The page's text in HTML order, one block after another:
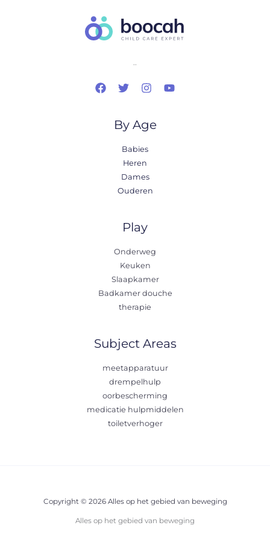
..
By Age
Babies
Heren
Dames
Ouderen
Play
Onderweg
Keuken
Slaapkamer
Badkamer douche
therapie
Subject Areas
meetapparatuur
drempelhulp
oorbescherming
medicatie hulpmiddelen
toiletverhoger
Copyright © 2026 Alles op het gebied van beweging
Alles op het gebied van beweging